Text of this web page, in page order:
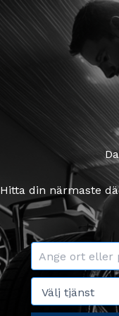
Hitta din närmaste